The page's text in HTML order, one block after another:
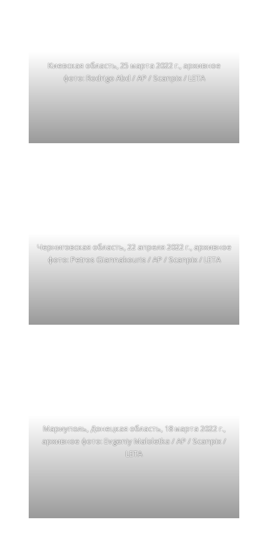
Киевская область, 25 марта 2022 г., архивное
фото: Rodrigo Abd / AP / Scanpix / LETA
Черниговская область, 22 апреля 2022 г., архивное
фото: Petros Giannakouris / AP / Scanpix / LETA
Мариуполь, Донецкая область, 18 марта 2022 г.,
архивное фото: Evgeniy Maloletka / AP / Scanpix /
LETA